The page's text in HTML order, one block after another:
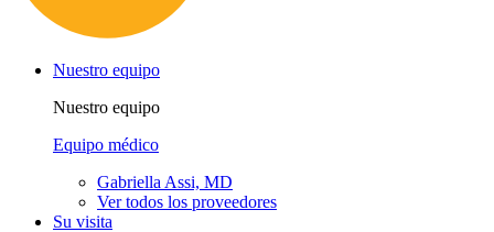
Nuestro equipo
Nuestro equipo
Equipo médico
Gabriella Assi, MD
Ver todos los proveedores
Su visita